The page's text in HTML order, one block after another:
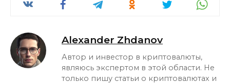
Alexander Zhdanov
Автор и инвестор в криптовалюты,
являюсь экспертом в этой области. Не
только пишу статьи о криптовалютах и